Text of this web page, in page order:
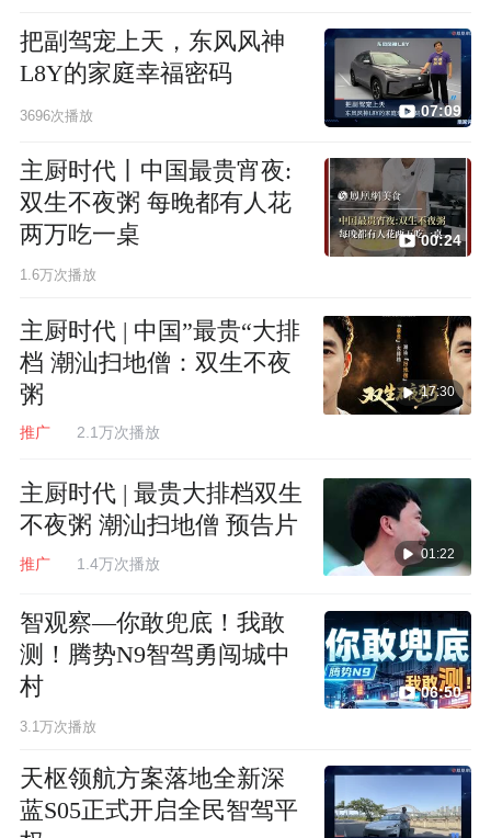
把副驾宠上天，东风风神
L8Y的家庭幸福密码
3696次播放 07:09
主厨时代丨中国最贵宵夜:
双生不夜粥 每晚都有人花
两万吃一桌
1.6万次播放
00:24
主厨时代 | 中国”最贵“大排
档 潮汕扫地僧：双生不夜
粥
推广 2.1万次播放
17:30
主厨时代 | 最贵大排档双生
不夜粥 潮汕扫地僧 预告片
推广 1.4万次播放
01:22
智观察—你敢兜底！我敢
测！腾势N9智驾勇闯城中
村
3.1万次播放
06:50
天枢领航方案落地全新深
蓝S05正式开启全民智驾平